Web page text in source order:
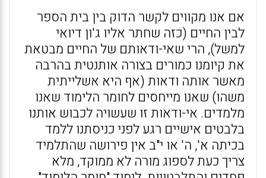
אם אנו מקווים לקשר הדוק בין בית הספר
לבין החיים (כזה שחתר אליו ג'ון דיואי
למשל), הרי שאי-ודאותם של החיים מבטאת
את קיומנו כמורים בצורה אותנטית בהרבה
מאשר אותה ודאות (אף היא אשלייתית
משהו) שאנו מייחסים לחומר הלימוד שאנו
מלמדים. אי-ודאות זו שעשויה לכבוש אותנו
בלבטים אישיים רגע לפני כניסתנו ללמד
בכיתה א', ה' או י"ב אין פירושה שהתלמיד
צריך כעת לספוג מורה לא ממוקד, מלא